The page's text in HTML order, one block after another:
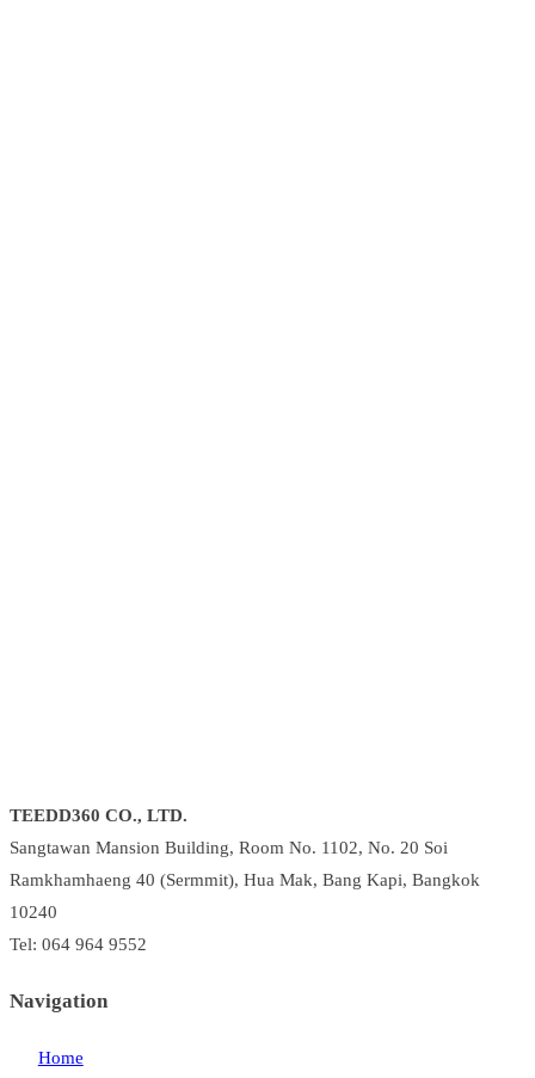
TEEDD360 CO., LTD.
Sangtawan Mansion Building, Room No. 1102, No. 20 Soi
Ramkhamhaeng 40 (Sermmit), Hua Mak, Bang Kapi, Bangkok
10240
Tel: 064 964 9552
Navigation
Home